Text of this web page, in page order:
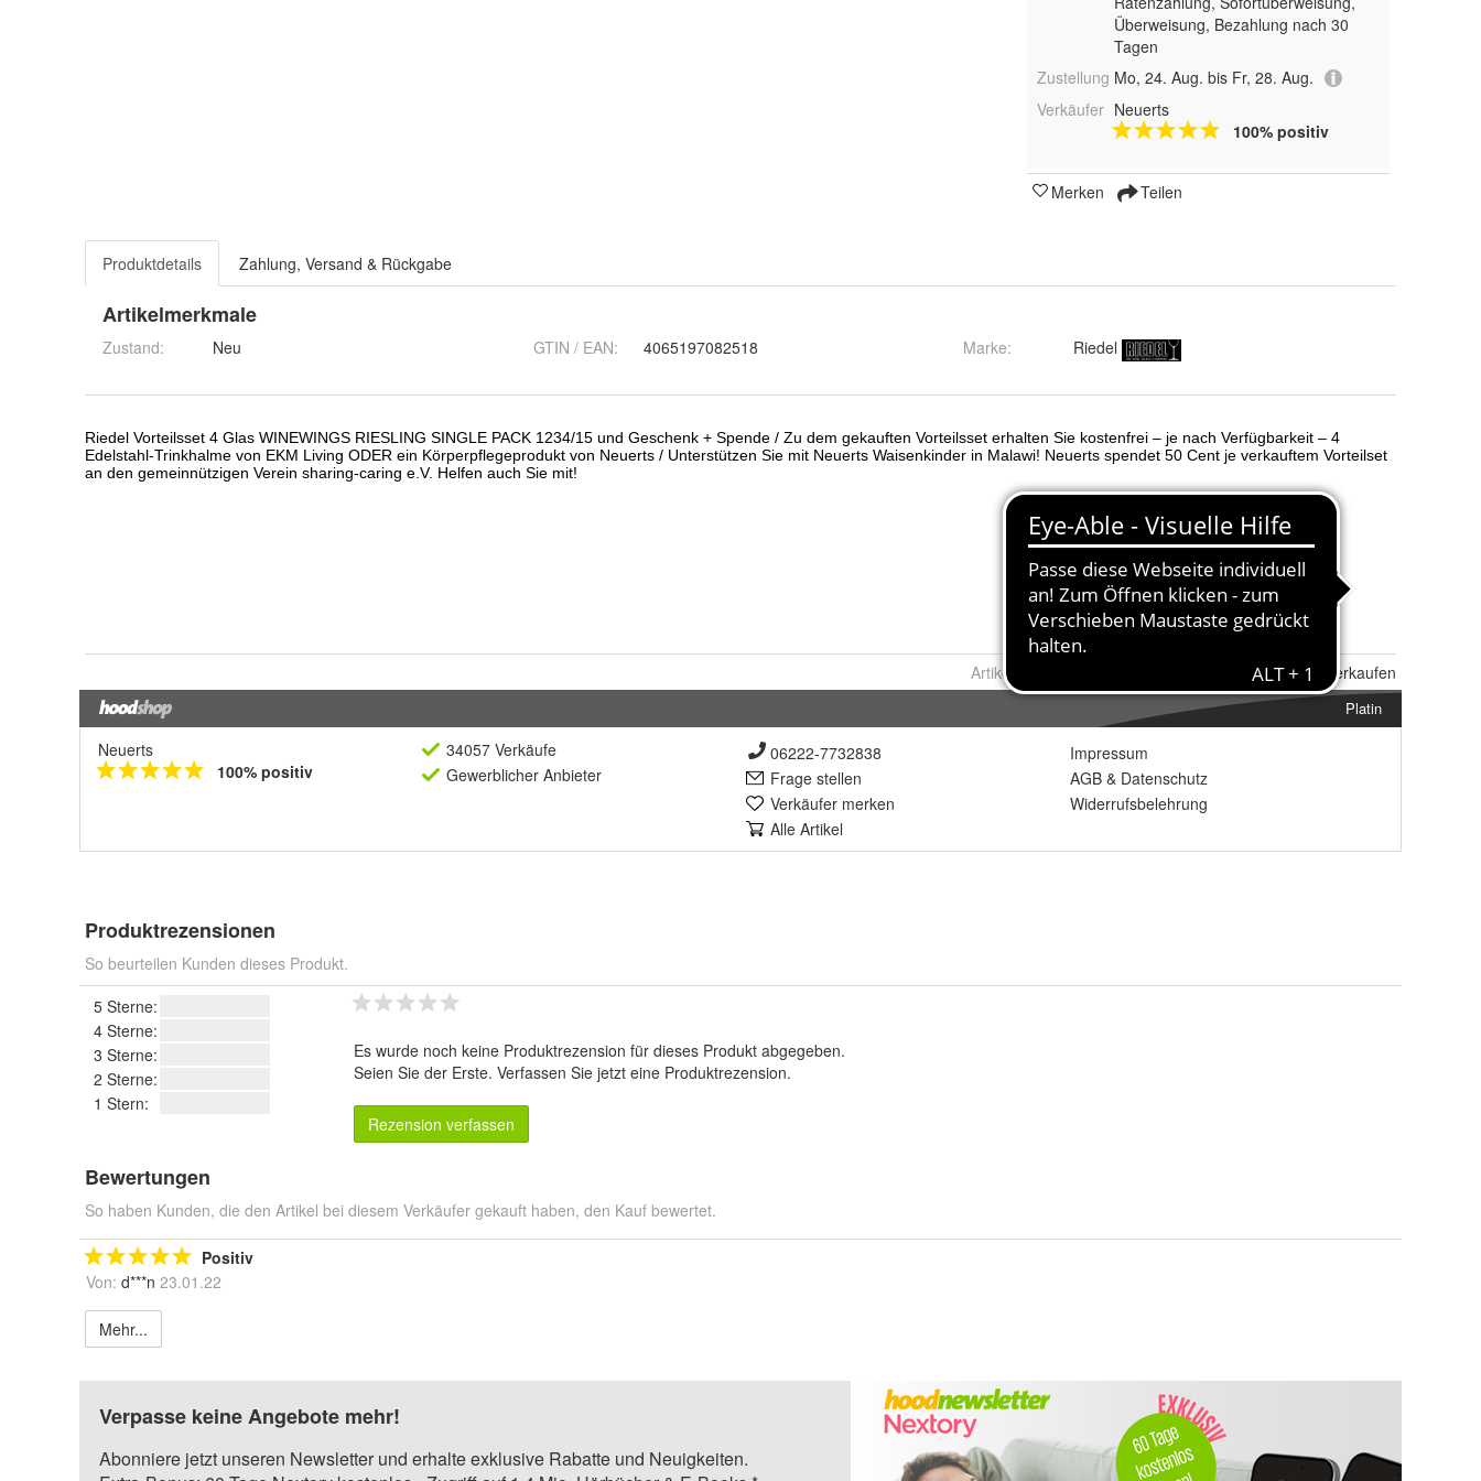
Überweisung, Bezahlung nach 30
Tagen
Zustellung Mo, 24. Aug. bis Fr, 28. Aug.
Verkäufer Neuerts
100% positiv
Merken Teilen
Produktdetails Zahlung, Versand & Rückgabe
Artikelmerkmale
Zustand: Neu GTIN / EAN: 4065197082518 Marke: Riedel
Artikel Nr.: ÄhnlichenArtikel verkaufen
Platin
Neuerts
100% positiv
34057 Verkäufe
Gewerblicher Anbieter
06222-7732838
Frage stellen
Verkäufer merken
Alle Artikel
Impressum
AGB & Datenschutz
Widerrufsbelehrung
Produktrezensionen
So beurteilen Kunden dieses Produkt.
5 Sterne:
4 Sterne:
3 Sterne:
2 Sterne:
1 Stern:
Es wurde noch keine Produktrezension für dieses Produkt abgegeben.
Seien Sie der Erste. Verfassen Sie jetzt eine Produktrezension.
Rezension verfassen
Bewertungen
So haben Kunden, die den Artikel bei diesem Verkäufer gekauft haben, den Kauf bewertet.
Positiv
Von: d***n 23.01.22
Mehr...
Verpasse keine Angebote mehr!
Abonniere jetzt unseren Newsletter und erhalte exklusive Rabatte und Neuigkeiten.